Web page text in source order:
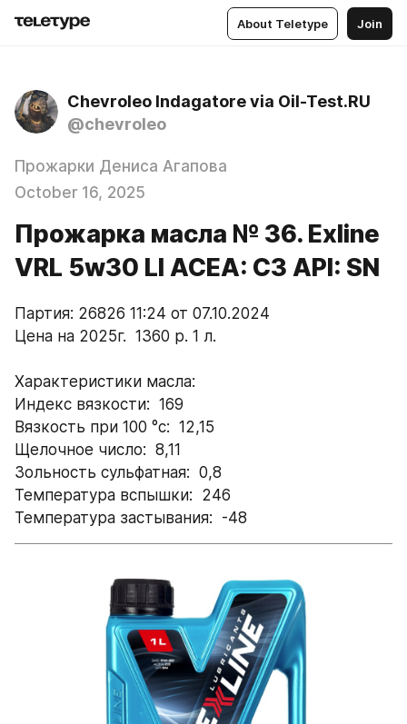
About Teletype Join
Chevroleo Indagatore via Oil-Test.RU
@chevroleo
Прожарки Дениса Агапова
October 16, 2025
Прожарка масла № 36. Exline
VRL 5w30 LI ACEA: C3 API: SN
Партия: 26826 11:24 от 07.10.2024
Цена на 2025г.  1360 р. 1 л.
Характеристики масла:
Индекс вязкости:  169
Вязкость при 100 °с:  12,15
Щелочное число:  8,11
Зольность сульфатная:  0,8
Температура вспышки:  246
Температура застывания:  -48